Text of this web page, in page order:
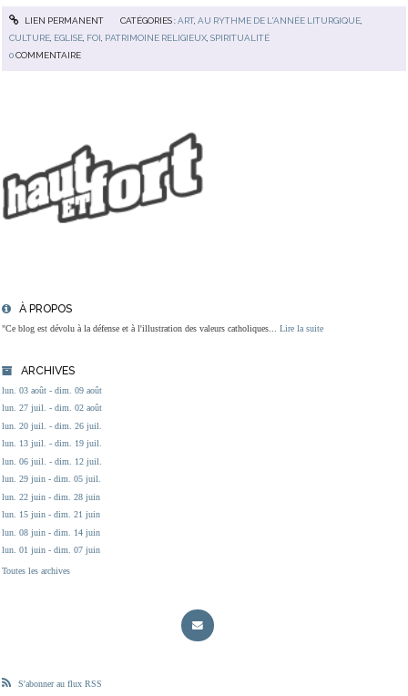
À PROPOS
"Ce blog est dévolu à la défense et à l'illustration des valeurs catholiques... Lire la suite
ARCHIVES
lun. 03 août - dim. 09 août
lun. 27 juil. - dim. 02 août
lun. 20 juil. - dim. 26 juil.
lun. 13 juil. - dim. 19 juil.
lun. 06 juil. - dim. 12 juil.
lun. 29 juin - dim. 05 juil.
lun. 22 juin - dim. 28 juin
lun. 15 juin - dim. 21 juin
lun. 08 juin - dim. 14 juin
lun. 01 juin - dim. 07 juin
Toutes les archives
S'abonner au flux RSS
LIEN PERMANENT CATÉGORIES :ART, AU RYTHME DE L'ANNÉE LITURGIQUE,
CULTURE EGLISE FOI PATRIMOINE RELIGIEUX ,SPIRITUALITÉ
0COMMENTAIRE